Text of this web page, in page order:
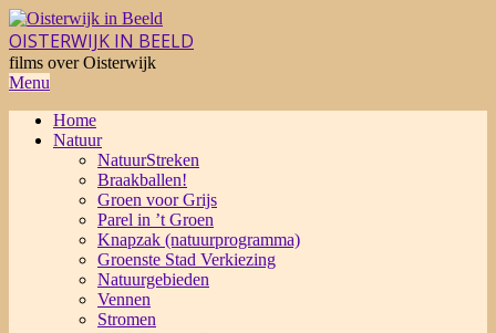
Skip
to
content
OISTERWIJK IN BEELD
films over Oisterwijk
Primary
Menu
Menu
Home
Natuur
NatuurStreken
Braakballen!
Groen voor Grijs
Parel in ’t Groen
Knapzak (natuurprogramma)
Groenste Stad Verkiezing
Natuurgebieden
Vennen
Stromen